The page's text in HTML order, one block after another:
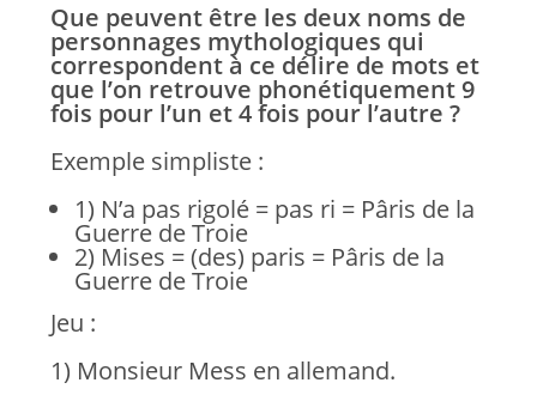
Que peuvent être les deux noms de
personnages mythologiques qui
correspondent à ce délire de mots et
que l’on retrouve phonétiquement 9
fois pour l’un et 4 fois pour l’autre ?
Exemple simpliste :
1) N’a pas rigolé = pas ri = Pâris de la
Guerre de Troie
2) Mises = (des) paris = Pâris de la
Guerre de Troie
Jeu :
1) Monsieur Mess en allemand.